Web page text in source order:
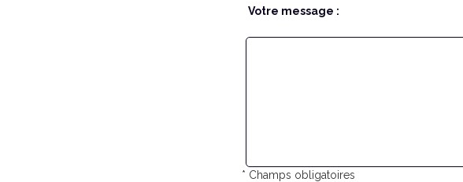
Votre message :
* Champs obligatoires